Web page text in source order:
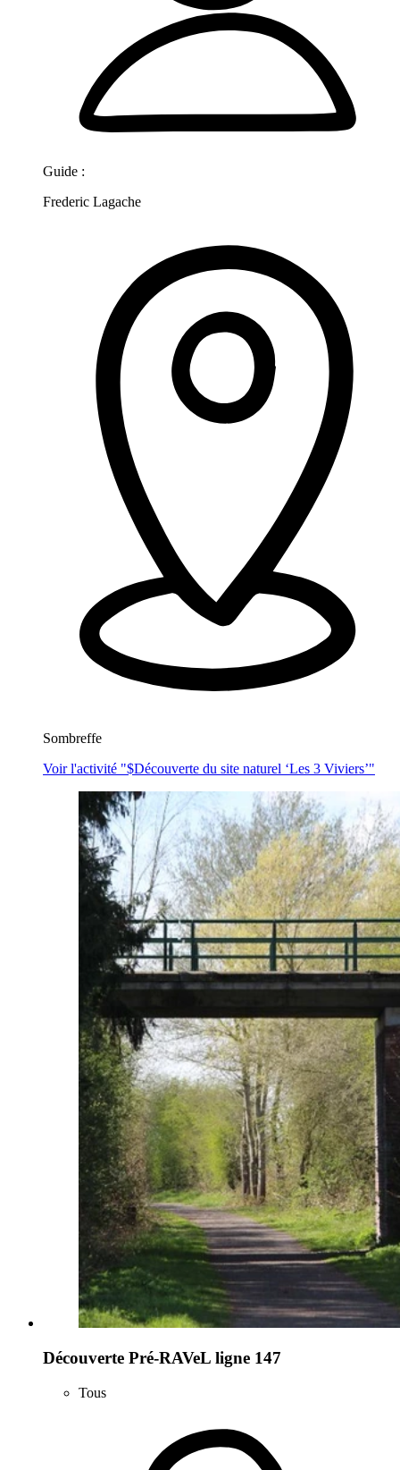
Guide :
Frederic Lagache
Sombreffe
Voir l'activité "$Découverte du site naturel ‘Les 3 Viviers’"
Découverte Pré-RAVeL ligne 147
Tous